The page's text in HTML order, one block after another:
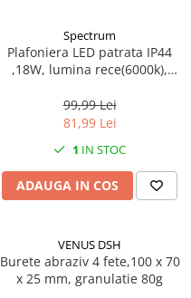
Spectrum
Plafoniera LED patrata IP44
,18W, lumina rece(6000k),
99,99 Lei
81,99 Lei
1 IN STOC
ADAUGA IN COS
VENUS DSH
Burete abraziv 4 fete,100 x 70
x 25 mm, granulatie 80g